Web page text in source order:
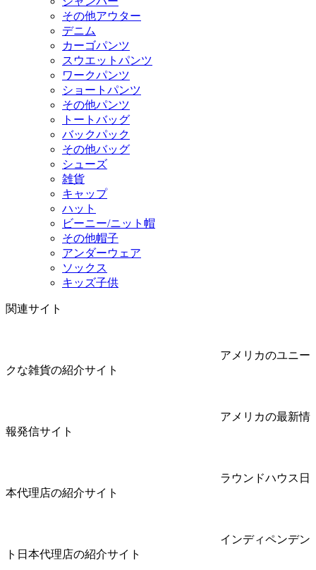
その他アウター
デニム
カーゴパンツ
スウエットパンツ
ワークパンツ
ショートパンツ
その他パンツ
トートバッグ
バックパック
その他バッグ
シューズ
雑貨
キャップ
ハット
ビーニー/ニット帽
その他帽子
アンダーウェア
ソックス
キッズ子供
関連サイト
アメリカのユニー
クな雑貨の紹介サイト
アメリカの最新情
報発信サイト
ラウンドハウス日
本代理店の紹介サイト
インディペンデン
ト日本代理店の紹介サイト